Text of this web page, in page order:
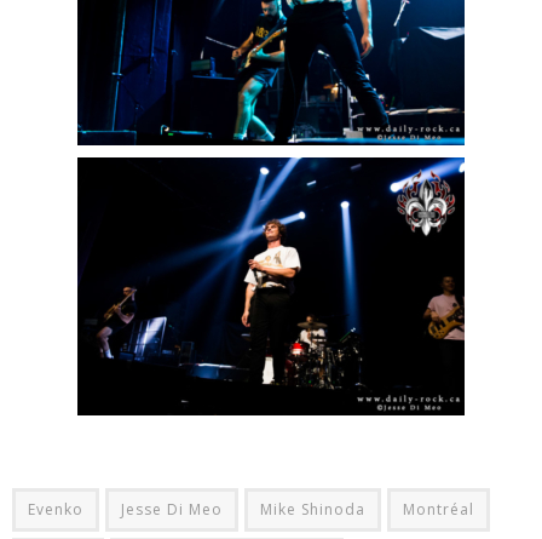
Evenko Jesse Di Meo Mike Shinoda Montréal